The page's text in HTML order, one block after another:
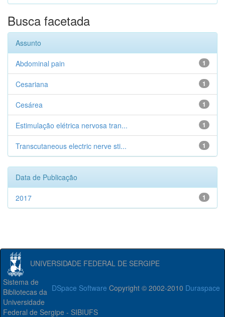
Busca facetada
Assunto
1
Abdominal pain
1
Cesariana
1
Cesárea
1
Estimulação elétrica nervosa tran...
1
Transcutaneous electric nerve sti...
Data de Publicação
1
2017
UNIVERSIDADE FEDERAL DE SERGIPE
DSpace Software Copyright © 2002-2010 Duraspace
Sistema de
Bibliotecas da
Universidade
Federal de Sergipe - SIBIUFS